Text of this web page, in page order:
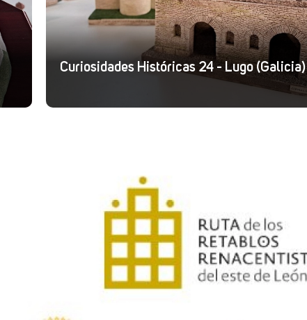
Curiosidades Históricas 24 - Lugo (Galicia)